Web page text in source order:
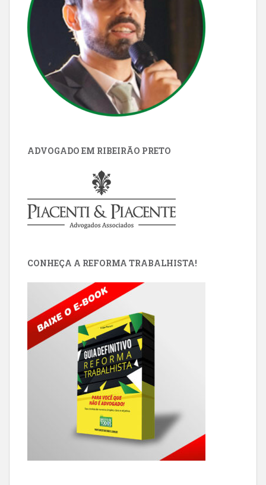
ADVOGADO EM RIBEIRÃO PRETO
CONHEÇA A REFORMA TRABALHISTA!